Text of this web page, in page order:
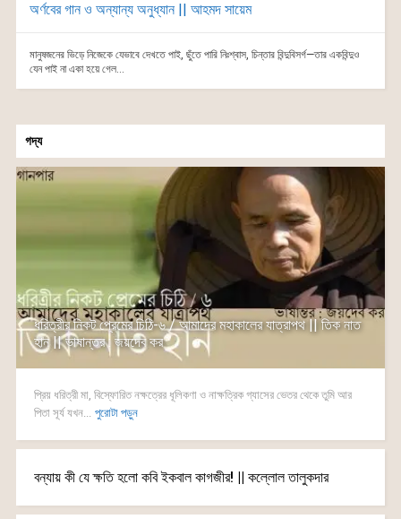
অর্ণবের গান ও অন্যান্য অনুধ্যান || আহমদ সায়েম
মানুষজনের ভিড়ে নিজেকে যেভাবে দেখতে পাই, ছুঁতে পারি নিঃশ্বাস, চিন্তার বিন্দুবিসর্গ—তার একবিন্দুও
যেন পাই না একা হয়ে গেল...
গদ্য
ধরিত্রীর নিকট প্রেমের চিঠি-৬ / আমাদের মহাকালের যাত্রাপথ || তিক নাত
হান || ভাষান্তর : জয়দেব কর
প্রিয় ধরিত্রী মা, বিস্ফোরিত নক্ষত্রের ধূলিকণা ও নাক্ষত্রিক গ্যাসের ভেতর থেকে তুমি আর
পিতা সূর্য যখন...
পুরোটা পড়ুন
বন্যায় কী যে ক্ষতি হলো কবি ইকবাল কাগজীর! || কল্লোল তালুকদার